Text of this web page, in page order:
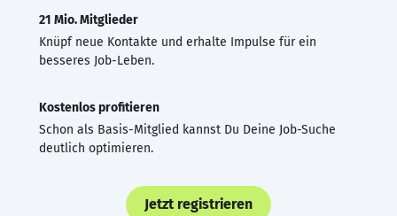
21 Mio. Mitglieder
Knüpf neue Kontakte und erhalte Impulse für ein
besseres Job-Leben.
Kostenlos profitieren
Schon als Basis-Mitglied kannst Du Deine Job-Suche
deutlich optimieren.
Jetzt registrieren